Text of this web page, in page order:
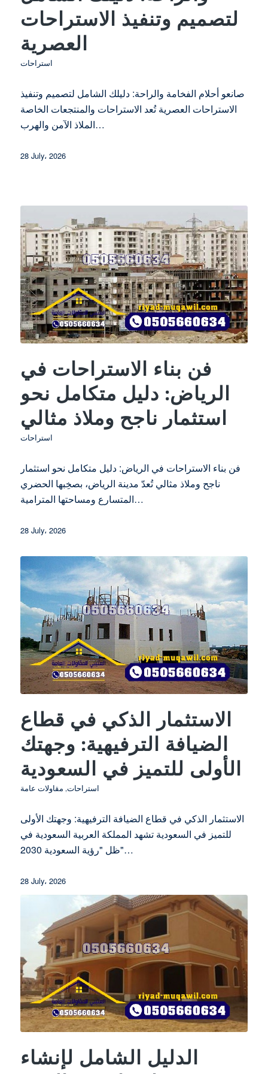
لتصميم وتنفيذ الاستراحات
العصرية
استراحات
صانعو أحلام الفخامة والراحة: دليلك الشامل لتصميم وتنفيذ
الاستراحات العصرية تُعد الاستراحات والمنتجعات الخاصة
الملاذ الآمن والهرب…
28 July، 2026
فن بناء الاستراحات في
الرياض: دليل متكامل نحو
استثمار ناجح وملاذ مثالي
استراحات
فن بناء الاستراحات في الرياض: دليل متكامل نحو استثمار
ناجح وملاذ مثالي تُعدّ مدينة الرياض، بصخِبها الحضري
المتسارع ومساحتها المترامية…
28 July، 2026
الاستثمار الذكي في قطاع
الضيافة الترفيهية: وجهتك
الأولى للتميز في السعودية
استراحات, مقاولات عامة
الاستثمار الذكي في قطاع الضيافة الترفيهية: وجهتك الأولى
للتميز في السعودية تشهد المملكة العربية السعودية في
ظل "رؤية السعودية 2030"…
28 July، 2026
الدليل الشامل لإنشاء